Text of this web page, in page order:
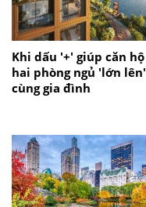
Khi dấu '+' giúp căn hộ
hai phòng ngủ 'lớn lên'
cùng gia đình